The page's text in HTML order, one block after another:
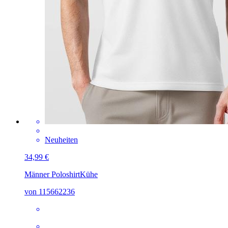
Neuheiten
34,99 €
Männer PoloshirtKühe
von 115662236